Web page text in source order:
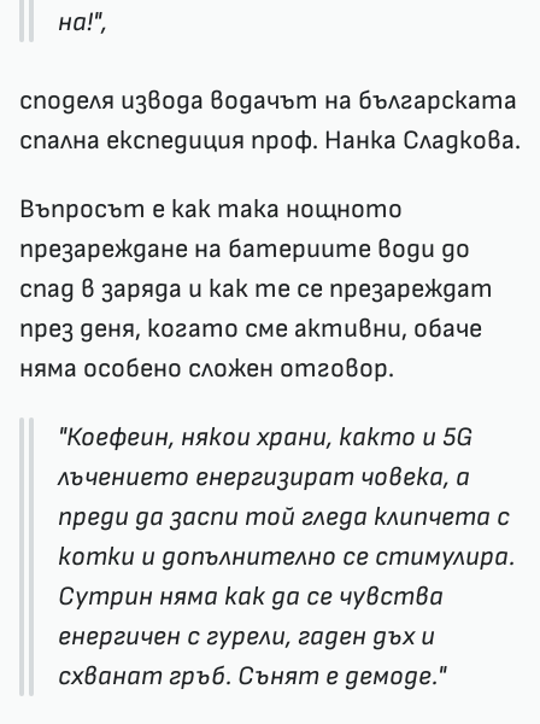
на!",
споделя извода водачът на българската
спална експедиция проф. Нанка Сладкова.
Въпросът е как така нощното
презареждане на батериите води до
спад в заряда и как те се презареждат
през деня, когато сме активни, обаче
няма особено сложен отговор.
"Коефеин, някои храни, както и 5G
лъчението енергизират човека, а
преди да заспи той гледа клипчета с
котки и допълнително се стимулира.
Сутрин няма как да се чувства
енергичен с гурели, гаден дъх и
схванат гръб. Сънят е демоде."